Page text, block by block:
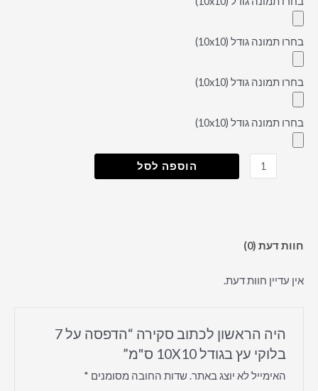
בחרו תמונה גודל (10x10)
בחרו תמונה גודל (10x10)
בחרו תמונה גודל (10x10)
הוספה לסל
חוות דעת (0)
אין עדיין חוות דעת.
היה הראשון לכתוב סקירה “הדפסה על 7
בלוקי עץ בגודל 10X10 ס"מ”
האימייל לא יוצג באתר.שדות החובה מסומנים *